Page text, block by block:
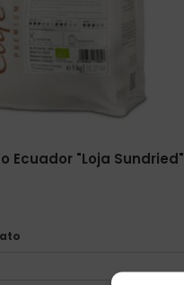
Ecuador "Loja Sundried"